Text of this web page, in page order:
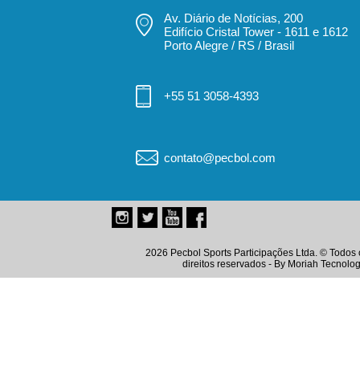
Av. Diário de Notícias, 200
Edifício Cristal Tower - 1611 e 1612
Porto Alegre / RS / Brasil
+55 51 3058-4393
contato@pecbol.com
2026 Pecbol Sports Participações Ltda. © Todos
direitos reservados - By Moriah